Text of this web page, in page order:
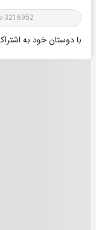
با دوستان خود به